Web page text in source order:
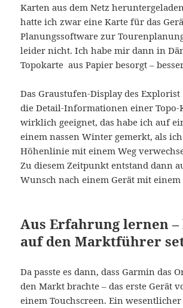
Karten aus dem Netz
hatte ich zwar eine Karte für das
Planungssoftware zur
leider nicht. Ich habe mir dann in
Topokarte aus Papier besorgt –
Das Graustufen-Display des
die Detail-Informationen einer Topo-
wirklich geeignet, das habe ich auf
einem nassen Winter gemerkt, als
Höhenlinie mit einem Weg
Zu diesem Zeitpunkt entstand dann
Wunsch nach einem Gerät mit einem
Aus Erfahrung lernen –
auf den Marktführer
Da passte es dann, dass Garmin das
den Markt brachte – das erste Gerät
einem Touchscreen. Ein